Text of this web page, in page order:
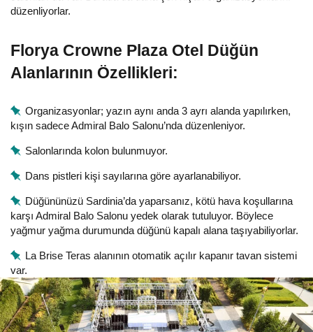
düzenliyorlar.
Florya Crowne Plaza Otel Düğün
Alanlarının Özellikleri:
Organizasyonlar; yazın aynı anda 3 ayrı alanda yapılırken,
kışın sadece Admiral Balo Salonu’nda düzenleniyor.
Salonlarında kolon bulunmuyor.
Dans pistleri kişi sayılarına göre ayarlanabiliyor.
Düğününüzü Sardinia’da yaparsanız, kötü hava koşullarına
karşı Admiral Balo Salonu yedek olarak tutuluyor. Böylece
yağmur yağma durumunda düğünü kapalı alana taşıyabiliyorlar.
La Brise Teras alanının otomatik açılır kapanır tavan sistemi
var.